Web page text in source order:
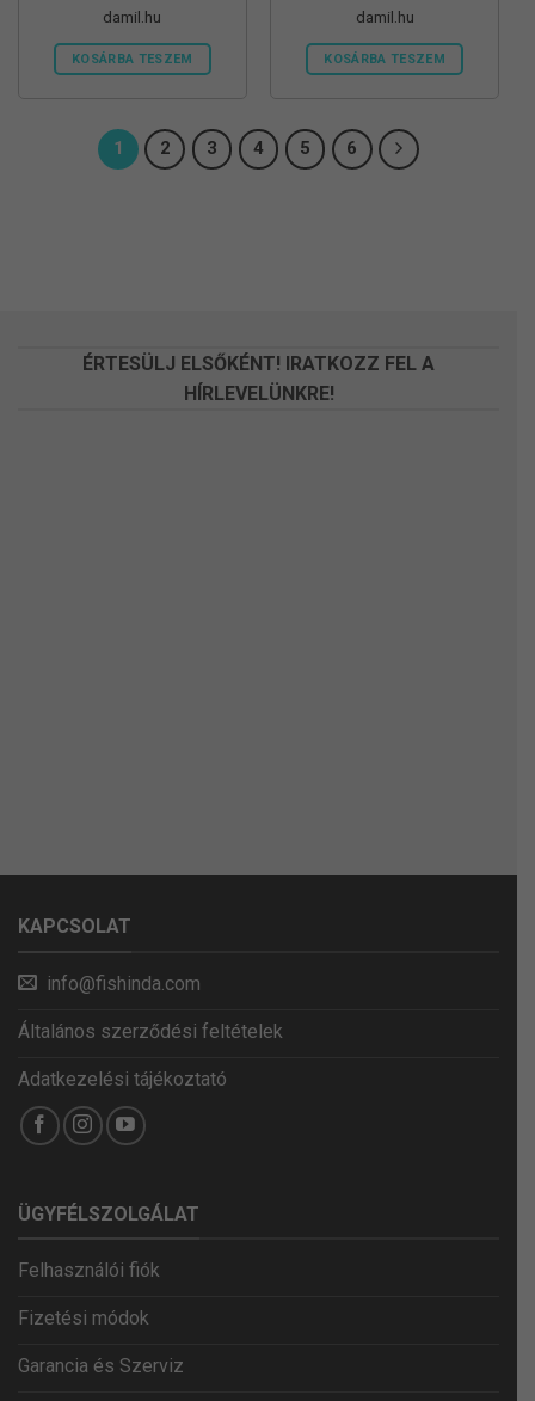
damil.hu
KOSÁRBA TESZEM
damil.hu
KOSÁRBA TESZEM
1 2 3 4 5 6
ÉRTESÜLJ ELSŐKÉNT! IRATKOZZ FEL A
HÍRLEVELÜNKRE!
KAPCSOLAT
info@fishinda.com
Általános szerződési feltételek
Adatkezelési tájékoztató
ÜGYFÉLSZOLGÁLAT
Felhasználói fiók
Fizetési módok
Garancia és Szerviz